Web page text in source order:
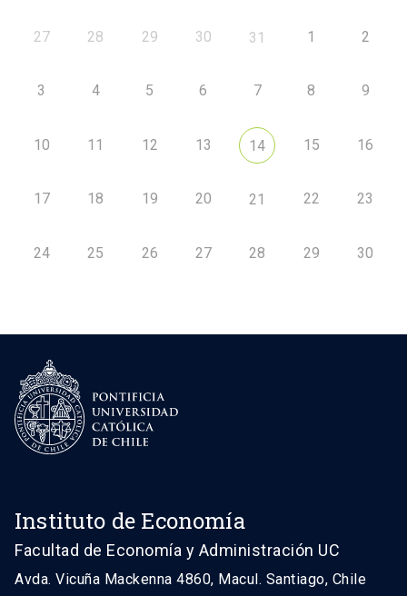
27 28 29 30 31 1 2
3 4 5 6 7 8 9
10 11 12 13 14 15 16
17 18 19 20 21 22 23
24 25 26 27 28 29 30
Instituto de Economía
Facultad de Economía y Administración UC
Avda. Vicuña Mackenna 4860, Macul. Santiago, Chile